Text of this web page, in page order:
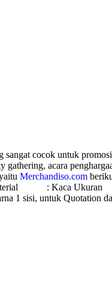
sangat cocok untuk
gathering, acara
Merchandiso.com
: Kaca Ukuran :
1 sisi, untuk